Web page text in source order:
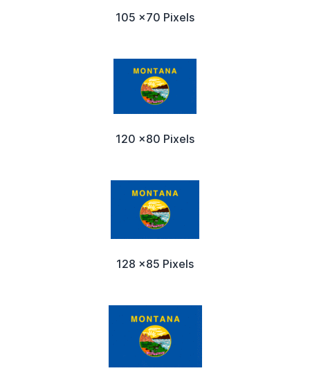
105 x70 Pixels
120 x80 Pixels
128 x85 Pixels